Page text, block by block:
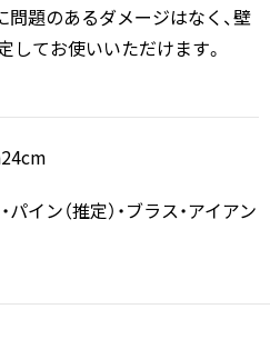
題のあるダメージはなく、壁
てお使いいただけます。
イン（推定）・ブラス・アイアン